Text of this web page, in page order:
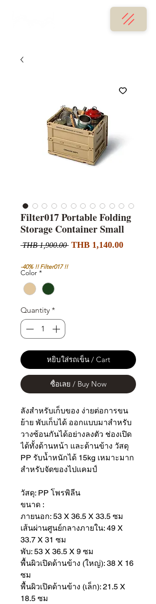
Filter017 Portable Folding
Storage Container Small
THB 1,900.00 Regular
THB 1,140.00Sale
-40% !! Filter017 !!
Color *
Quantity *
หยิบใส่รถเข็น / Cart
ซื้อเลย / Buy Now
ลังสำหรับเก็บของ ง่ายต่อการขน
ย้าย พับเก็บได้ ออกแบบมาสำหรับ
วางซ้อนกันได้อย่างลงตัว ช่องเปิด
ได้ทั้งด้านหน้า และด้านข้าง วัสดุ
PP รับน้ำหนักได้ 15kg เหมาะมาก
สำหรับจัดของไปแคมป์
วัสดุ: PP โพรพิลีน
ขนาด :
ภายนอก: 53 X 36.5 X 33.5 ซม
เส้นผ่านศูนย์กลางภายใน: 49 X
33.7 X 31 ซม
พับ: 53 X 36.5 X 9 ซม
พื้นผิวเปิดด้านข้าง (ใหญ่): 38 X 16
ซม
พื้นผิวเปิดด้านข้าง (เล็ก): 21.5 X
18.5 ซม